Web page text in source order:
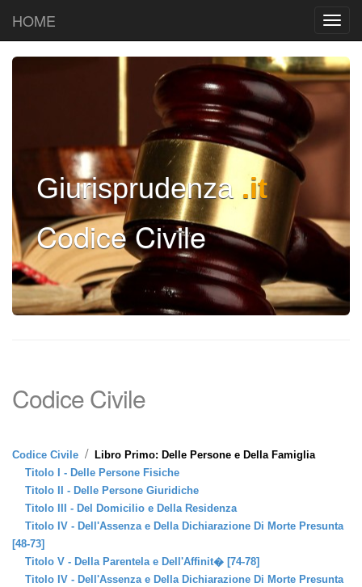
HOME
Giurisprudenza .it
Codice Civile
Codice Civile
Codice Civile / Libro Primo: Delle Persone e Della Famiglia
Titolo I - Delle Persone Fisiche
Titolo II - Delle Persone Giuridiche
Titolo III - Del Domicilio e Della Residenza
Titolo IV - Dell'Assenza e Della Dichiarazione Di Morte Presunta
[48-73]
Titolo V - Della Parentela e Dell'Affinit� [74-78]
Titolo IV - Dell'Assenza e Della Dichiarazione Di Morte Presunta